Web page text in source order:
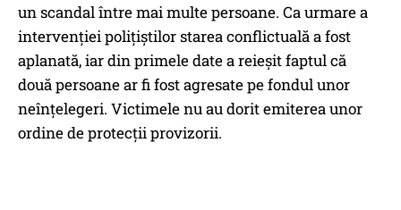
un scandal între mai multe persoane. Ca urmare a
intervenției polițiștilor starea conflictuală a fost
aplanată, iar din primele date a reieșit faptul că
două persoane ar fi fost agresate pe fondul unor
neînțelegeri. Victimele nu au dorit emiterea unor
ordine de protecții provizorii.